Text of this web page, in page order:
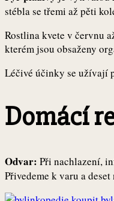
stébla se třemi až pěti
Rostlina kvete v červnu
kterém jsou obsaženy
Léčivé účinky se užívají
Domácí
Odvar: Při nachlazení,
Přivedeme k varu a